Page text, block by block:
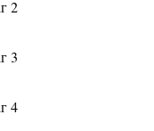
2
3
4